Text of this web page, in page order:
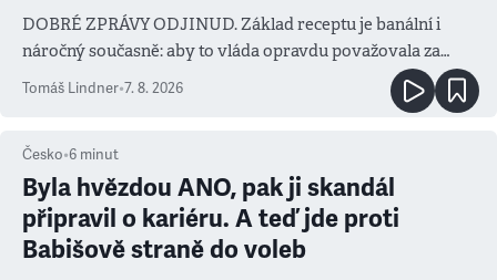
DOBRÉ ZPRÁVY ODJINUD. Základ receptu je banální i
náročný současně: aby to vláda opravdu považovala za
prioritu
Tomáš Lindner•7. 8. 2026
Česko•6 minut
Byla hvězdou ANO, pak ji skandál
připravil o kariéru. A teď jde proti
Babišově straně do voleb